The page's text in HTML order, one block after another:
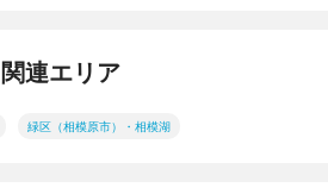
関連エリア
緑区（相模原市）・相模湖